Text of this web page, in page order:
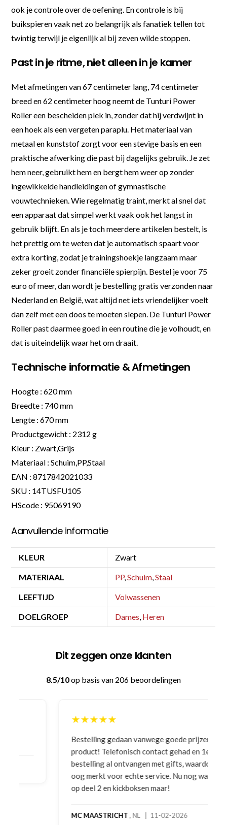
ook je controle over de oefening. En controle is bij
buikspieren vaak net zo belangrijk als fanatiek tellen tot
twintig terwijl je eigenlijk al bij zeven wilde stoppen.
Past in je ritme, niet alleen in je kamer
Met afmetingen van 67 centimeter lang, 74 centimeter
breed en 62 centimeter hoog neemt de Tunturi Power
Roller een bescheiden plek in, zonder dat hij verdwijnt in
een hoek als een vergeten paraplu. Het materiaal van
metaal en kunststof zorgt voor een stevige basis en een
praktische afwerking die past bij dagelijks gebruik. Je zet
hem neer, gebruikt hem en bergt hem weer op zonder
ingewikkelde handleidingen of gymnastische
vouwtechnieken. Wie regelmatig traint, merkt al snel dat
een apparaat dat simpel werkt vaak ook het langst in
gebruik blijft. En als je toch meerdere artikelen bestelt, is
het prettig om te weten dat je automatisch spaart voor
extra korting, zodat je trainingshoekje langzaam maar
zeker groeit zonder financiële spierpijn. Bestel je voor 75
euro of meer, dan wordt je bestelling gratis verzonden naar
Nederland en België, wat altijd net iets vriendelijker voelt
dan zelf met een doos te moeten slepen. De Tunturi Power
Roller past daarmee goed in een routine die je volhoudt, en
dat is uiteindelijk waar het om draait.
Technische informatie & Afmetingen
Hoogte : 620 mm
Breedte : 740 mm
Lengte : 670 mm
Productgewicht : 2312 g
Kleur : Zwart,Grijs
Materiaal : Schuim,PP,Staal
EAN : 8717842021033
SKU : 14TUSFU105
HScode : 95069190
Aanvullende informatie
KLEUR Zwart
MATERIAAL PP,Schuim,Staal
LEEFTIJD Volwassenen
DOELGROEP Dames, Heren
Dit zeggen onze klanten
8.5/10op basis van 206 beoordelingen
★★★★★
Bestelling gedaan vanwege goede prijzen en
product! Telefonisch contact gehad en 1e deel
bestelling al ontvangen met gifts, waardoor je
oog merkt voor echte service. Nu nog wachten
op deel 2 en kickboksen maar!
MC MAASTRICHT, NL | 11-02-2026